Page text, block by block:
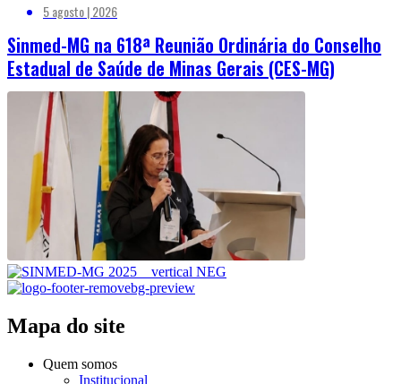
5 agosto | 2026
Sinmed-MG na 618ª Reunião Ordinária do Conselho
Estadual de Saúde de Minas Gerais (CES-MG)
Mapa do site
Quem somos
Institucional